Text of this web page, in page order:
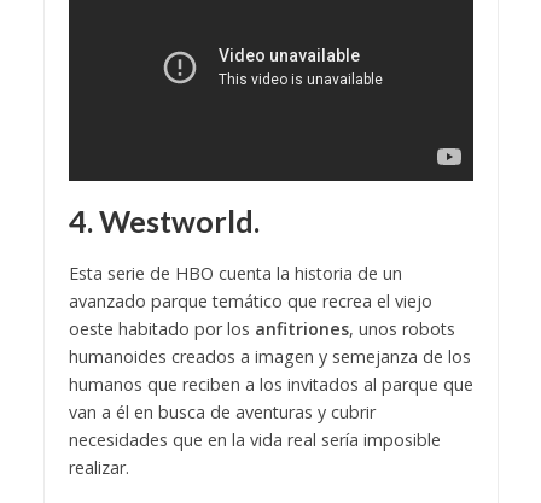
4. Westworld.
Esta serie de HBO cuenta la historia de un
avanzado parque temático que recrea el viejo
oeste habitado por los anfitriones, unos robots
humanoides creados a imagen y semejanza de los
humanos que reciben a los invitados al parque que
van a él en busca de aventuras y cubrir
necesidades que en la vida real sería imposible
realizar.